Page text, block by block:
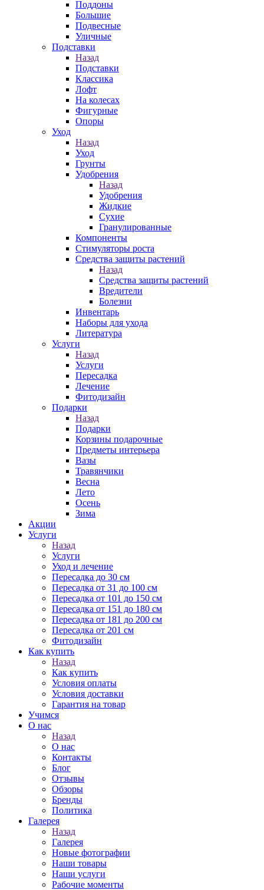
Поддоны
Большие
Подвесные
Уличные
Подставки
Назад
Подставки
Классика
Лофт
На колесах
Фигурные
Опоры
Уход
Назад
Уход
Грунты
Удобрения
Назад
Удобрения
Жидкие
Сухие
Гранулированные
Компоненты
Стимуляторы роста
Средства защиты растений
Назад
Средства защиты растений
Вредители
Болезни
Инвентарь
Наборы для ухода
Литература
Услуги
Назад
Услуги
Пересадка
Лечение
Фитодизайн
Подарки
Назад
Подарки
Корзины подарочные
Предметы интерьера
Вазы
Травянчики
Весна
Лето
Осень
Зима
Акции
Услуги
Назад
Услуги
Уход и лечение
Пересадка до 30 см
Пересадка от 31 до 100 см
Пересадка от 101 до 150 см
Пересадка от 151 до 180 см
Пересадка от 181 до 200 см
Пересадка от 201 см
Фитодизайн
Как купить
Назад
Как купить
Условия оплаты
Условия доставки
Гарантия на товар
Учимся
О нас
Назад
О нас
Контакты
Блог
Отзывы
Обзоры
Бренды
Политика
Галерея
Назад
Галерея
Новые фотографии
Наши товары
Наши услуги
Рабочие моменты